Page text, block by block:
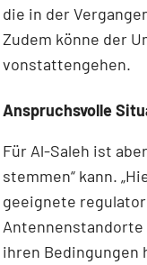
die in der
Zudem könne der
vonstattengehen.
Anspruchsvolle
Für Al-Saleh ist
stemmen“ kann.
geeignete
Antennenstandorte
ihren Bedingungen